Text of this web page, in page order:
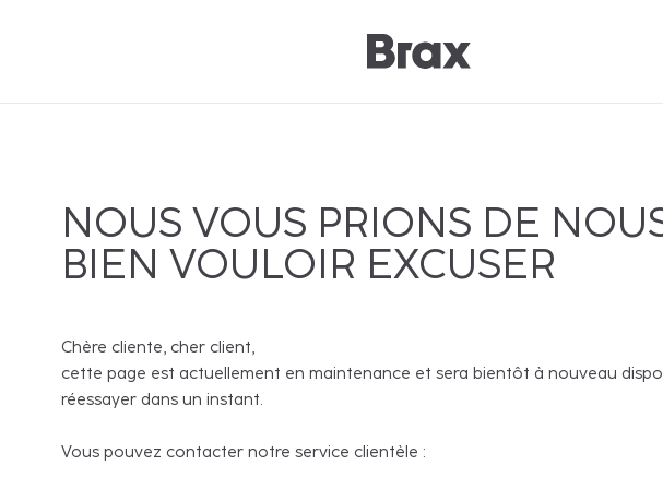
NOUS VOUS PRIONS DE
BIEN VOULOIR EXCUSER
Chère cliente, cher client,
cette page est actuellement en maintenance et sera bientôt à nouveau
réessayer dans un instant.
Vous pouvez contacter notre service clientèle :